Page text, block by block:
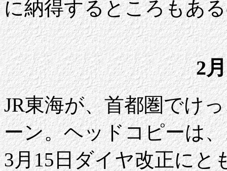
に納得するところもあ
2
JR東海が、首都圏でけ
ーン。ヘッドコピーは
3月15日ダイヤ改正にと